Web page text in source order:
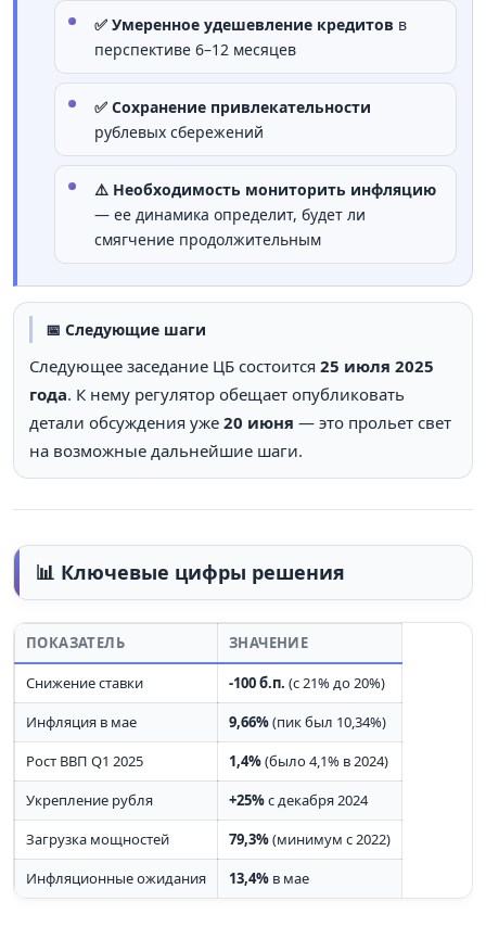
✅ Умеренное удешевление кредитов в
перспективе 6–12 месяцев
✅ Сохранение привлекательности
рублевых сбережений
⚠️ Необходимость мониторить инфляцию
— ее динамика определит, будет ли
смягчение продолжительным
📅 Следующие шаги
Следующее заседание ЦБ состоится 25 июля 2025
года. К нему регулятор обещает опубликовать
детали обсуждения уже 20 июня — это прольет свет
на возможные дальнейшие шаги.
📊 Ключевые цифры решения
ПОКАЗАТЕЛЬ ЗНАЧЕНИЕ
Снижение ставки -100 б.п. (с 21% до 20%)
Инфляция в мае
9,66%(пик был 10,34%)
Рост ВВП Q1 2025
1,4%(было 4,1% в 2024)
Укрепление рубля
+25%с декабря 2024
Загрузка мощностей
79,3%(минимум с 2022)
Инфляционные ожидания
13,4% в мае